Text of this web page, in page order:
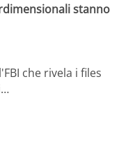
stanno
che rivela i files